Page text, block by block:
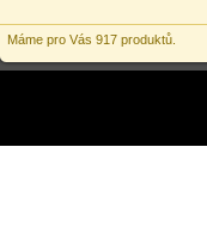
Máme pro Vás 917 produktů.